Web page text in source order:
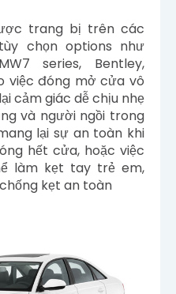
trang bị trên các
chọn options như
series, Bentley,
việc đóng mở cửa vô
cảm giác dễ chịu nhẹ
và người ngồi trong
lại sự an toàn khi
hết cửa, hoặc việc
làm kẹt tay trẻ em,
kẹt an toàn